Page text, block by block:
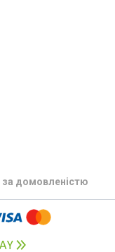
за домовленістю